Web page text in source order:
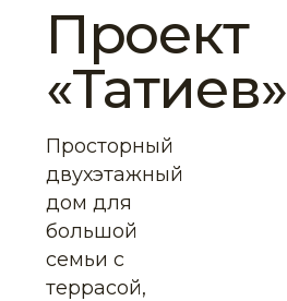
Проект
«Татиев»
Просторный
двухэтажный
дом для
большой
семьи с
террасой,